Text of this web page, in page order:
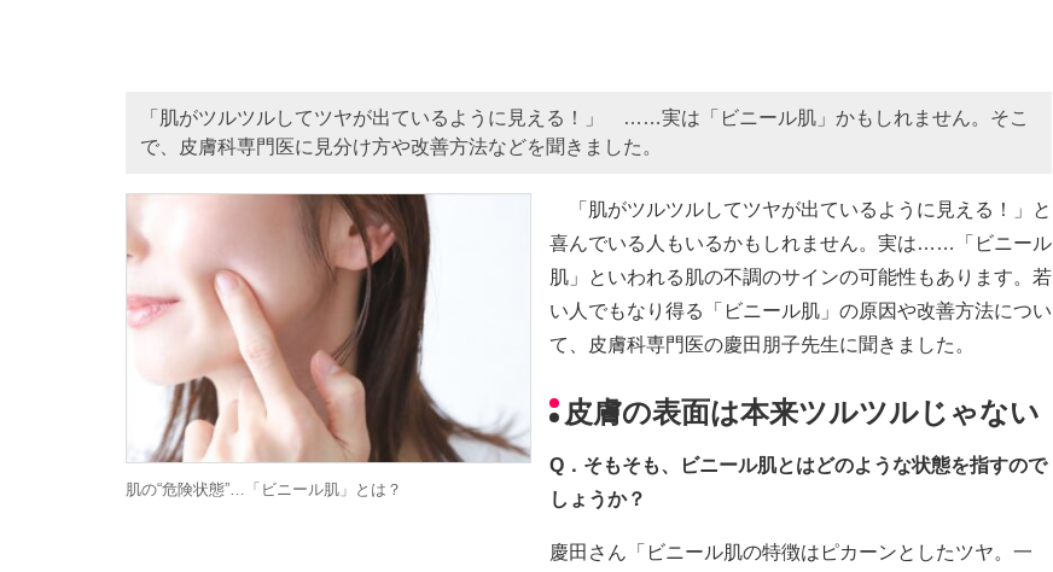
「肌がツルツルしてツヤが出ているように見える！」 ……実は「ビニール肌」かもしれません。そこ
で、皮膚科専門医に見分け方や改善方法などを聞きました。
肌の“危険状態”…「ビニール肌」とは？
「肌がツルツルしてツヤが出ているように見える！」と
喜んでいる人もいるかもしれません。実は……「ビニール
肌」といわれる肌の不調のサインの可能性もあります。若
い人でもなり得る「ビニール肌」の原因や改善方法につい
て、皮膚科専門医の慶田朋子先生に聞きました。
皮膚の表面は本来ツルツルじゃない
Q．そもそも、ビニール肌とはどのような状態を指すので
しょうか？
慶田さん「ビニール肌の特徴はピカーンとしたツヤ。一